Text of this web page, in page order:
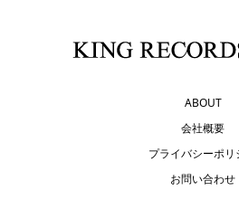
ABOUT
会社概要
プライバシーポリ
お問い合わせ